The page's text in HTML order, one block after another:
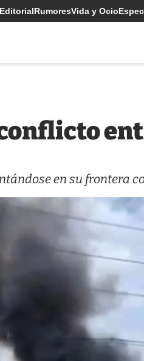
EditorialRumoresVida y Ocio
en su frontera